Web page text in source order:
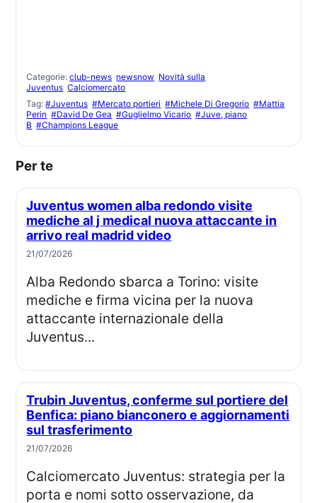
Categorie:club-news newsnow Novità sulla
Juventus Calciomercato
Tag:#Juventus #Mercato portieri #Michele Di Gregorio #Mattia
Perin #David De Gea #Guglielmo Vicario #Juve, piano
B #Champions League
Per te
Juventus women alba redondo visite
mediche al j medical nuova attaccante in
arrivo real madrid video
21/07/2026
Alba Redondo sbarca a Torino: visite
mediche e firma vicina per la nuova
attaccante internazionale della
Juventus...
Trubin Juventus, conferme sul portiere del
Benfica: piano bianconero e aggiornamenti
sul trasferimento
21/07/2026
Calciomercato Juventus: strategia per la
porta e nomi sotto osservazione, da